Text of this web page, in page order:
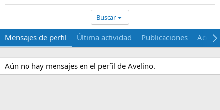
Buscar
Mensajes de perfil Última actividad Publicaciones Acerca
Aún no hay mensajes en el perfil de Avelino.